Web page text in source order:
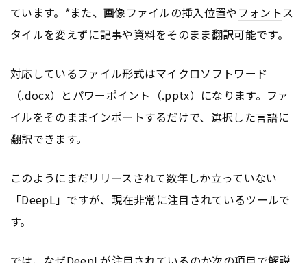
ています。*また、画像ファイルの挿入位置やフォントス
タイルを変えずに記事や資料をそのまま翻訳可能です。
対応しているファイル形式はマイクロソフトワード
（.docx）とパワーポイント（.pptx）になります。ファ
イルをそのままインポートするだけで、選択した言語に
翻訳できます。
このようにまだリリースされて数年しか立っていない
「DeepL」ですが、現在非常に注目されているツールで
す。